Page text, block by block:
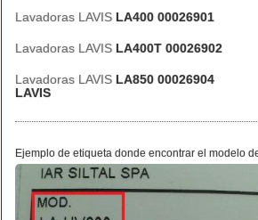
Lavadoras LAVIS LA400 00026901
Lavadoras LAVIS LA400T 00026902
Lavadoras LAVIS LA850 00026904
LAVIS
Ejemplo de etiqueta donde encontrar el modelo